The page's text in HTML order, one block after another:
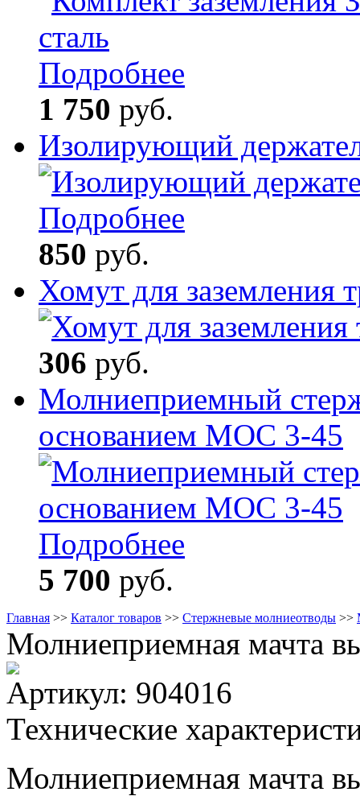
Подробнее
1 750 руб.
Изолирующий
Подробнее
850 руб.
Хомут для заземления
306 руб.
Молниеприемный
основанием МОС 3-45
Подробнее
5 700 руб.
Главная >> Каталог товаров >> Стержневые молниеотводы >>
Молниеприемная мачта
Артикул: 904016
Технические
Молниеприемная мачта